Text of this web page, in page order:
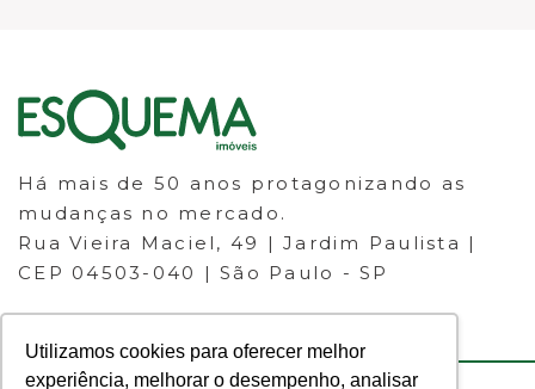
Utilizamos cookies para oferecer melhor
experiência, melhorar o desempenho, analisar
Há mais de 50 anos protagonizando as
mudanças no mercado.
Rua Vieira Maciel, 49 | Jardim Paulista |
CEP 04503-040 | São Paulo - SP